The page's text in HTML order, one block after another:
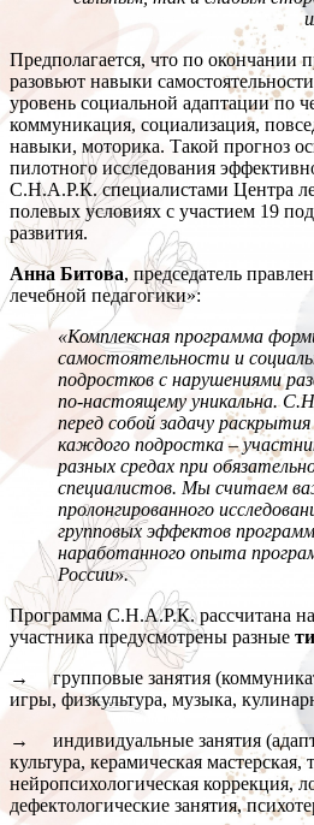
Предполагается, что по окончании
разовьют навыки
уровень социальной адаптации по
коммуникация, социализация,
навыки, моторика. Такой прогноз
пилотного исследования
С.Н.А.Р.К. специалистами Центра
полевых условиях с участием 19
развития.
Анна Битова, председатель
лечебной педагогики»:
«Комплексная программа
самостоятельности и
подростков с нарушениями
по-настоящему уникальна.
перед собой задачу
каждого подростка –
разных средах при
специалистов. Мы считаем
пролонгированного
групповых эффектов
наработанного опыта
России».
Программа С.Н.А.Р.К. рассчитана
участника предусмотрены разные
→ групповые занятия
игры, физкультура, музыка,
→ индивидуальные занятия
культура, керамическая мастерская,
нейропсихологическая коррекция,
дефектологические занятия,